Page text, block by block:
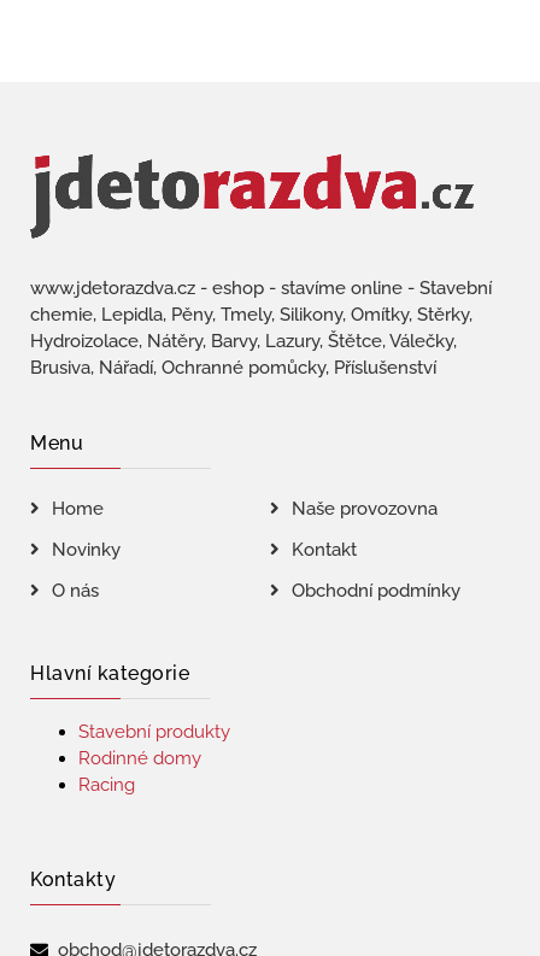
www.jdetorazdva.cz - eshop - stavíme online - Stavební
chemie, Lepidla, Pěny, Tmely, Silikony, Omítky, Stěrky,
Hydroizolace, Nátěry, Barvy, Lazury, Štětce, Válečky,
Brusiva, Nářadí, Ochranné pomůcky, Příslušenství
Menu
Home
Naše provozovna
Novinky
Kontakt
O nás
Obchodní podmínky
Hlavní kategorie
Stavební produkty
Rodinné domy
Racing
Kontakty
obchod@jdetorazdva.cz